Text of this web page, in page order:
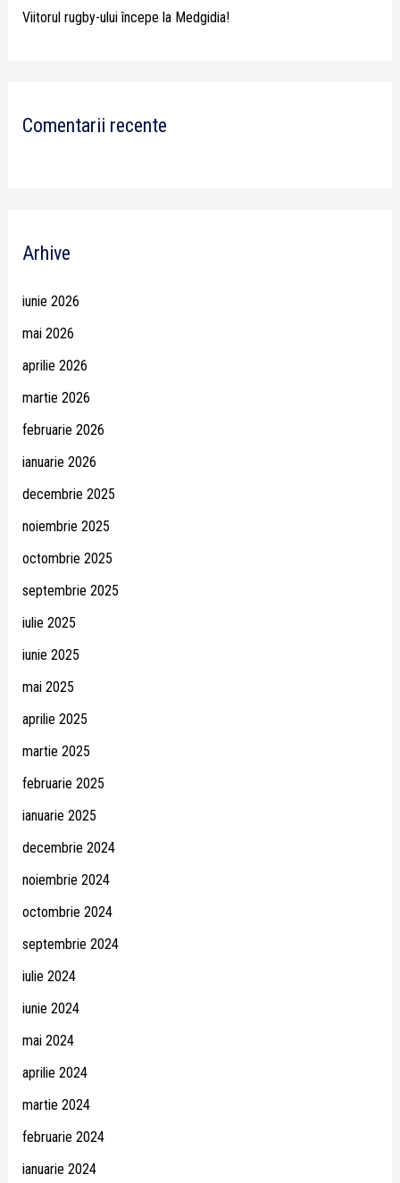
Viitorul rugby-ului începe la Medgidia!
Comentarii recente
Arhive
iunie 2026
mai 2026
aprilie 2026
martie 2026
februarie 2026
ianuarie 2026
decembrie 2025
noiembrie 2025
octombrie 2025
septembrie 2025
iulie 2025
iunie 2025
mai 2025
aprilie 2025
martie 2025
februarie 2025
ianuarie 2025
decembrie 2024
noiembrie 2024
octombrie 2024
septembrie 2024
iulie 2024
iunie 2024
mai 2024
aprilie 2024
martie 2024
februarie 2024
ianuarie 2024